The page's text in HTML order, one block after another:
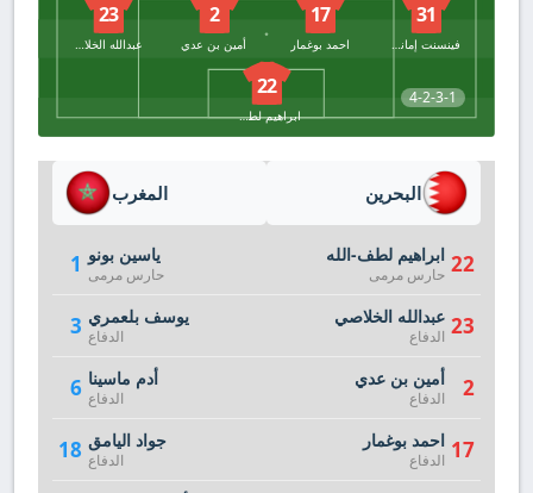
4-2-3-1
31
فينسنت إمانويل
17
احمد بوغمار
2
أمين بن عدي
23
عبدالله الخلاصي
22
ابراهيم لطف-الله
المغرب
1 ياسين بونو
حارس مرمى
3 يوسف بلعمري
الدفاع
6 أدم ماسينا
الدفاع
18 جواد اليامق
الدفاع
البحرين
22 ابراهيم لطف-الله
حارس مرمى
23 عبدالله الخلاصي
الدفاع
2 أمين بن عدي
الدفاع
17 احمد بوغمار
الدفاع